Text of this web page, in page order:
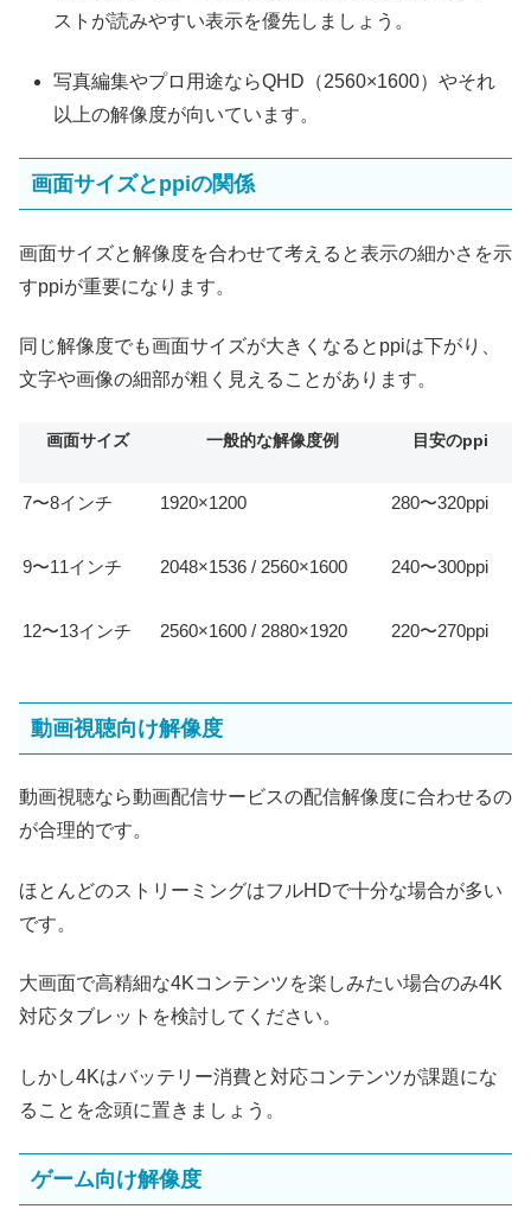
ストが読みやすい表示を優先しましょう。
写真編集やプロ用途ならQHD（2560×1600）やそれ
以上の解像度が向いています。
画面サイズとppiの関係
画面サイズと解像度を合わせて考えると表示の細かさを示
すppiが重要になります。
同じ解像度でも画面サイズが大きくなるとppiは下がり、
文字や画像の細部が粗く見えることがあります。
画面サイズ 一般的な解像度例 目安のppi
7〜8インチ 1920×1200 280〜320ppi
9〜11インチ 2048×1536 / 2560×1600 240〜300ppi
12〜13インチ 2560×1600 / 2880×1920 220〜270ppi
動画視聴向け解像度
動画視聴なら動画配信サービスの配信解像度に合わせるの
が合理的です。
ほとんどのストリーミングはフルHDで十分な場合が多い
です。
大画面で高精細な4Kコンテンツを楽しみたい場合のみ4K
対応タブレットを検討してください。
しかし4Kはバッテリー消費と対応コンテンツが課題にな
ることを念頭に置きましょう。
ゲーム向け解像度